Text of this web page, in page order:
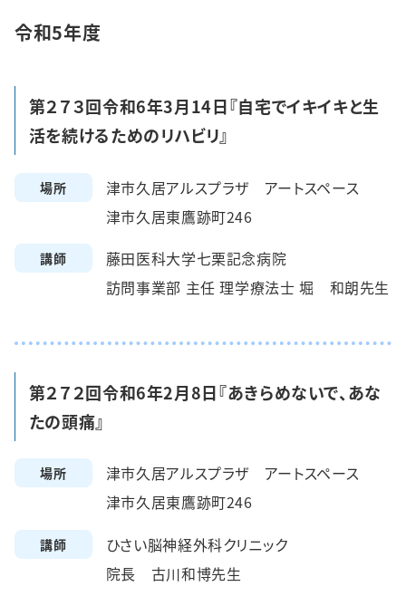
令和5年度
第２７３回令和6年3月14日『自宅でイキイキと生
活を続けるためのリハビリ』
場所
津市久居アルスプラザ アートスペース
津市久居東鷹跡町246
講師
藤田医科大学七栗記念病院
訪問事業部 主任 理学療法士 堀 和朗先生
第２７２回令和6年2月8日『あきらめないで、あな
たの頭痛』
場所
津市久居アルスプラザ アートスペース
津市久居東鷹跡町246
講師
ひさい脳神経外科クリニック
院長 古川和博先生